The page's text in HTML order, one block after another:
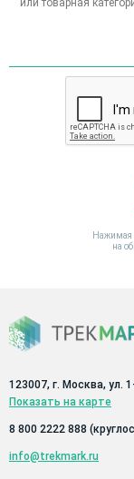
Нажимая
на
123007, г. Москва, ул.
Показать на карте
8 800 2222 888
info@trekmark.ru